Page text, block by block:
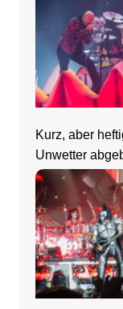
Kurz, aber
Unwetter